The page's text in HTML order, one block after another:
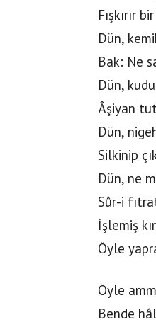
Fışkırır
Dün,
Bak: Ne
Dün,
Âşiyan
Dün,
Silkinip
Dün, ne
Sûr-i
İşlemiş
Öyle
Öyle
Bende